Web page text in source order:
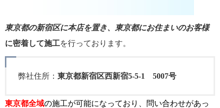
東京都の新宿区に本店を置き、東京都にお住まいのお客様
に密着して施工を行っております。
弊社住所： 東京都新宿区西新宿5-5-1 5007号
東京都全域の施工が可能になっており、問い合わせがあっ